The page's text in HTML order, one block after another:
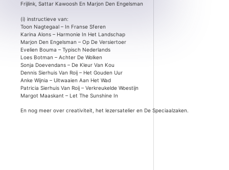
Frijlink, Sattar Kawoosh En Marjon Den Engelsman
(i) instructieve van:
Toon Nagtegaal – In Franse Sferen
Karina Alons – Harmonie In Het Landschap
Marjon Den Engelsman – Op De Versiertoer
Evelien Bouma – Typisch Nederlands
Loes Botman – Achter De Wolken
Sonja Doevendans – De Kleur Van Kou
Dennis Sierhuis Van Roij – Het Gouden Uur
Anke Wijnia – Uitwaaien Aan Het Wad
Patricia Sierhuis Van Roij – Verkreukelde Woestijn
Margot Maaskant – Let The Sunshine In
En nog meer over creativiteit, het lezersatelier en De Speciaalzaken.